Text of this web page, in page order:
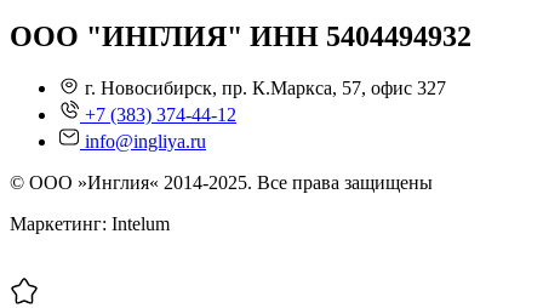
ООО "ИНГЛИЯ" ИНН 5404494932
г. Новосибирск, пр. К.Маркса, 57, офис 327
+7 (383) 374-44-12
info@ingliya.ru
© ООО »Инглия« 2014-2025. Все права защищены
Маркетинг: Intelum